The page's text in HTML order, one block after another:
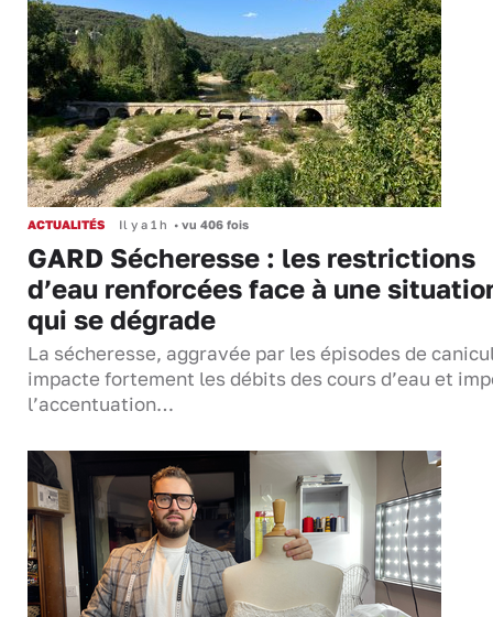
ACTUALITÉS Il y a 1 h • vu 406 fois
GARD Sécheresse : les restrictions
d’eau renforcées face à une
qui se dégrade
La sécheresse, aggravée par les épisodes de
impacte fortement les débits des cours d’eau et
l’accentuation…